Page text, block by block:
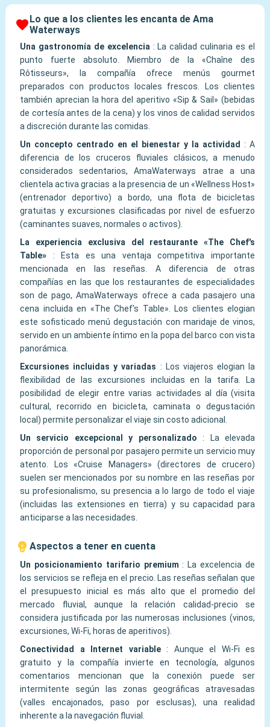
Lo que a los clientes les encanta de Ama
Waterways
Una gastronomía de excelencia : La calidad culinaria es el
punto fuerte absoluto. Miembro de la «Chaîne des
Rôtisseurs», la compañía ofrece menús gourmet
preparados con productos locales frescos. Los clientes
también aprecian la hora del aperitivo «Sip & Sail» (bebidas
de cortesía antes de la cena) y los vinos de calidad servidos
a discreción durante las comidas.
Un concepto centrado en el bienestar y la actividad : A
diferencia de los cruceros fluviales clásicos, a menudo
considerados sedentarios, AmaWaterways atrae a una
clientela activa gracias a la presencia de un «Wellness Host»
(entrenador deportivo) a bordo, una flota de bicicletas
gratuitas y excursiones clasificadas por nivel de esfuerzo
(caminantes suaves, normales o activos).
La experiencia exclusiva del restaurante «The Chef's
Table»
:
Esta es una ventaja competitiva importante
mencionada en las reseñas. A diferencia de otras
compañías en las que los restaurantes de especialidades
son de pago, AmaWaterways ofrece a cada pasajero una
cena incluida en «The Chef's Table». Los clientes elogian
este sofisticado menú degustación con maridaje de vinos,
servido en un ambiente íntimo en la popa del barco con vista
panorámica.
Excursiones incluidas y variadas : Los viajeros elogian la
flexibilidad de las excursiones incluidas en la tarifa. La
posibilidad de elegir entre varias actividades al día (visita
cultural, recorrido en bicicleta, caminata o degustación
local) permite personalizar el viaje sin costo adicional.
Un servicio excepcional y personalizado
:
La elevada
proporción de personal por pasajero permite un servicio muy
atento. Los «Cruise Managers» (directores de crucero)
suelen ser mencionados por su nombre en las reseñas por
su profesionalismo, su presencia a lo largo de todo el viaje
(incluidas las extensiones en tierra) y su capacidad para
anticiparse a las necesidades.
Aspectos a tener en cuenta
Un posicionamiento tarifario premium : La excelencia de
los servicios se refleja en el precio. Las reseñas señalan que
el presupuesto inicial es más alto que el promedio del
mercado fluvial, aunque la relación calidad-precio se
considera justificada por las numerosas inclusiones (vinos,
excursiones, Wi-Fi, horas de aperitivos).
Conectividad a Internet variable : Aunque el Wi-Fi es
gratuito y la compañía invierte en tecnología, algunos
comentarios mencionan que la conexión puede ser
intermitente según las zonas geográficas atravesadas
(valles encajonados, paso por esclusas), una realidad
inherente a la navegación fluvial.